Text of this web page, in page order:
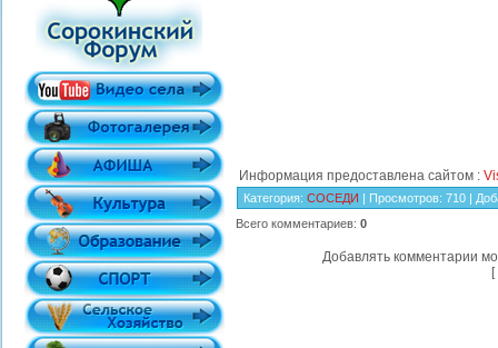
Информация предоставлена сайтом :
Категория: СОСЕДИ | Просмотров: 710 |
Всего комментариев: 0
Добавлять комментарии
[